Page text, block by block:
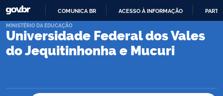
PARA
CONTEÚDO
COMUNICA BR ACESSO À INFORMAÇÃO
Universidade Federal dos Vales
do Jequitinhonha e Mucuri
MINISTÉRIO DA EDUCAÇÃO